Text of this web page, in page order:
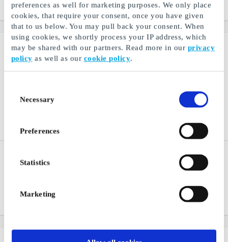
preferences as well for marketing purposes. We only place
cookies, that require your consent, once you have given
that to us below. You may pull back your consent. When
using cookies, we shortly process your IP address, which
may be shared with our partners. Read more in our privacy
policy as well as our cookie policy.
Selection
Necessary
Preferences
Statistics
Marketing
From NOK 150 From NOK 50
The best travel selection,
IKEA NO Gift Card
Furniture and interior for